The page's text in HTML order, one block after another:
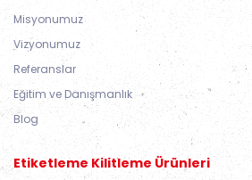
Misyonumuz
Vizyonumuz
Referanslar
Eğitim ve Danışmanlık
Blog
Etiketleme Kilitleme Ürünleri